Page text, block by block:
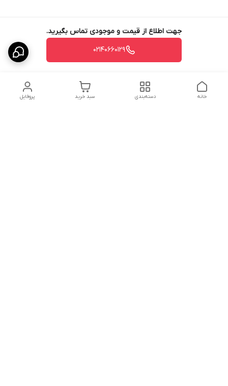
جهت اطلاع از قیمت و موجودی تماس بگیرید.
02140660129
پروفایل سبد خرید دسته‌بندی خانه